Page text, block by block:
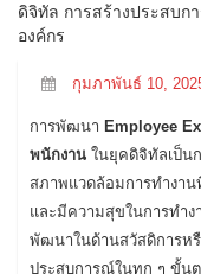
ดิจิทัล การสร้างประสบ
องค์กร
กุมภาพันธ์ 10,
การพัฒนา Employee
พนักงาน ในยุคดิจิทัลเป็น
สภาพแวดล้อมการทำงา
และมีความสุขในการทำง
พัฒนาในด้านสวัสดิการหรื
ประสบการณ์ในทุก ๆ ขั้นต